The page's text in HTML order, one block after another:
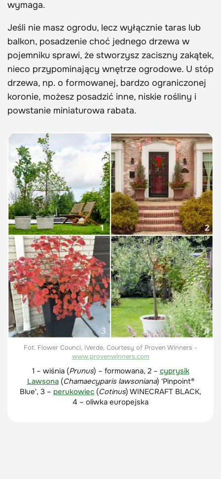
wymaga.
Jeśli nie masz ogrodu, lecz wyłącznie taras lub
balkon, posadzenie choć jednego drzewa w
pojemniku sprawi, że stworzysz zaciszny zakątek,
nieco przypominający wnętrze ogrodowe. U stóp
drzewa, np. o formowanej, bardzo ograniczonej
koronie, możesz posadzić inne, niskie rośliny i
powstanie miniaturowa rabata.
Fot. Flower Counci, iVerde, Courtesy of Proven Winners -
www.provenwinners.com
1 – wiśnia (Prunus) – formowana, 2 – cyprysik
Lawsona(Chamaecyparis lawsoniana) 'Pinpoint®
Blue', 3 – perukowiec (Cotinus) WINECRAFT BLACK,
4 – oliwka europejska